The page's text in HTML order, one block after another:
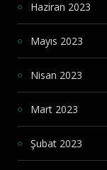
Haziran 2023
Mayıs 2023
Nisan 2023
Mart 2023
Şubat 2023